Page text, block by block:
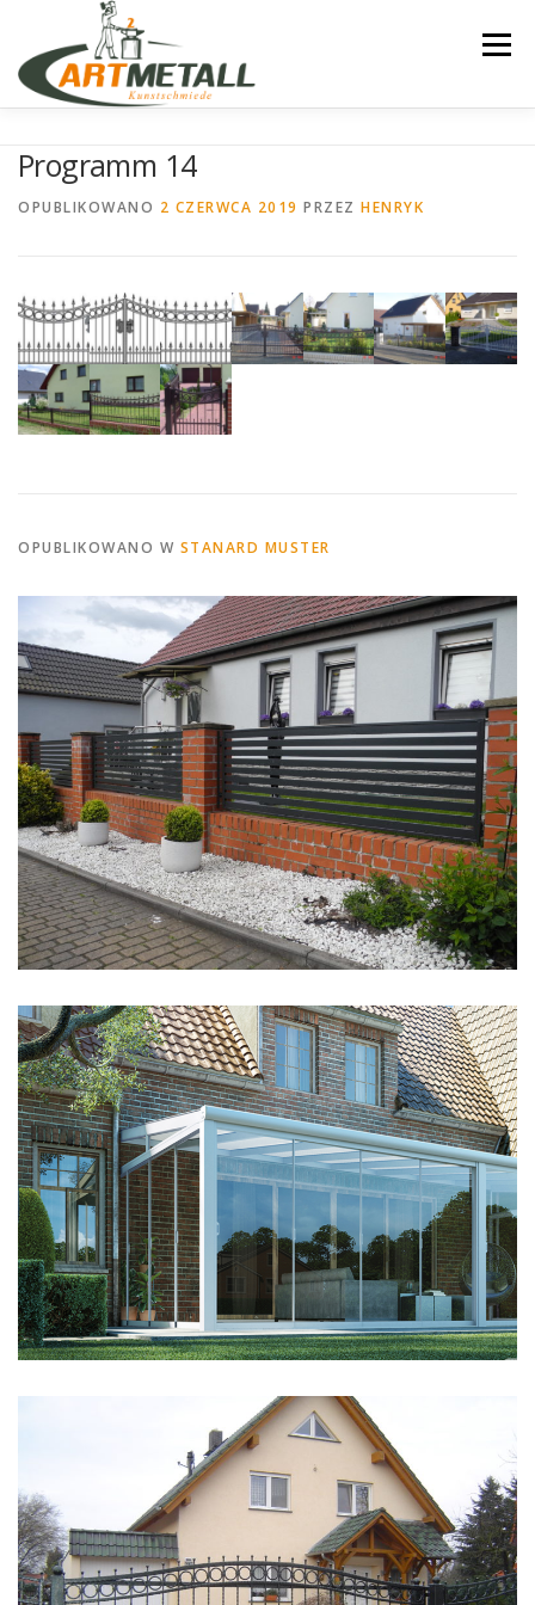
treści
Menu
ELEKTRISCHE-ANTRIEBE
MODERNE-MUSTER INDIVIDUELLE PROJEKTE
GELANDER KONTAKT
Programm 14
OPUBLIKOWANO 2 CZERWCA 2019 PRZEZ HENRYK
OPUBLIKOWANO W STANARD MUSTER